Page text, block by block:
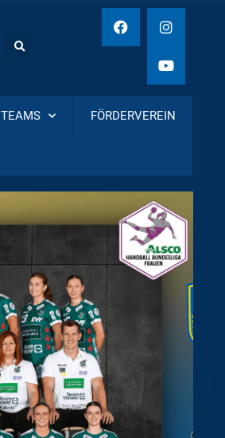
TEAMS FÖRDERVEREIN